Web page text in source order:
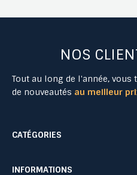
NOS
Tout au long de l'année,
de nouveautés au meilleur
CATÉGORIES
INFORMATIONS